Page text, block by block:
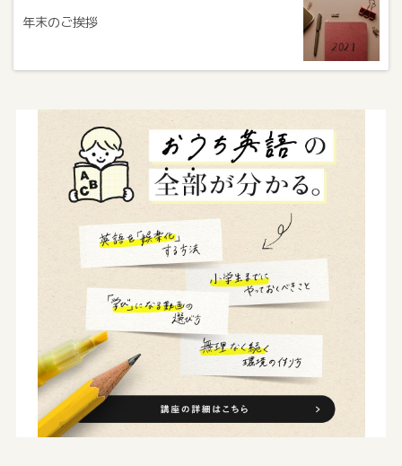
年末のご挨拶